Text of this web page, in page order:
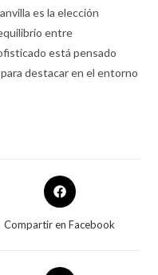
es la elección
entre
está pensado
destacar en el entorno
Compartir en Facebook